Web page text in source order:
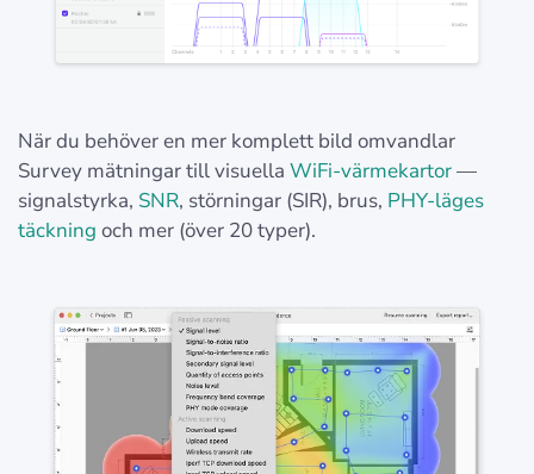
När du behöver en mer komplett bild omvandlar
Survey mätningar till visuella WiFi-värmekartor—
signalstyrka, SNR, störningar (SIR), brus, PHY-läges
täckning och mer (över 20 typer).